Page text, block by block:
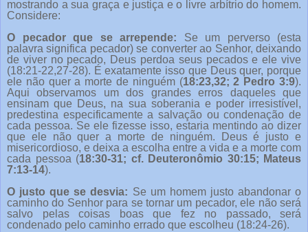
mostrando a sua graça e justiça e o livre arbítrio do homem.
Considere:
O pecador que se arrepende: Se um perverso (esta
palavra significa pecador) se converter ao Senhor, deixando
de viver no pecado, Deus perdoa seus pecados e ele vive
(18:21-22,27-28). É exatamente isso que Deus quer, porque
ele não quer a morte de ninguém (18:23,32; 2 Pedro 3:9).
Aqui observamos um dos grandes erros daqueles que
ensinam que Deus, na sua soberania e poder irresistível,
predestina especificamente a salvação ou condenação de
cada pessoa. Se ele fizesse isso, estaria mentindo ao dizer
que ele não quer a morte de ninguém. Deus é justo e
misericordioso, e deixa a escolha entre a vida e a morte com
cada pessoa (18:30-31; cf. Deuteronômio 30:15; Mateus
7:13-14).
O justo que se desvia: Se um homem justo abandonar o
caminho do Senhor para se tornar um pecador, ele não será
salvo pelas coisas boas que fez no passado, será
condenado pelo caminho errado que escolheu (18:24-26).